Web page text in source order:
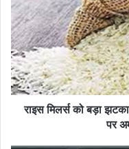
को
बड़ा
झटका:
कस्टम
मिलिंग
का
चावल
राइस मिलर्स को बड़ा
पर